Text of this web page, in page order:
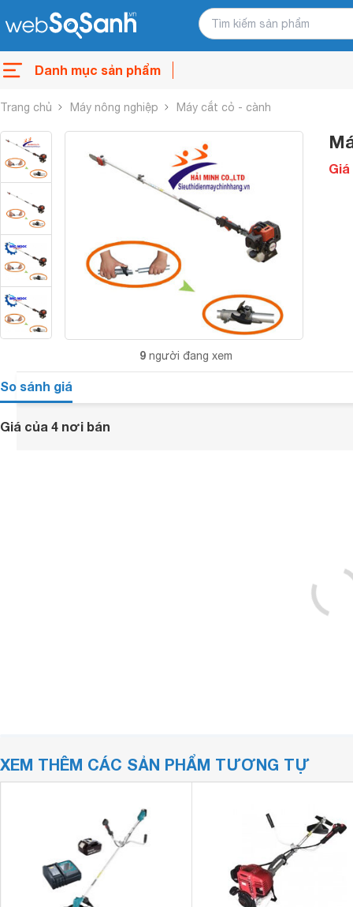
Danh mục sản phẩm
Trang chủ Máy nông nghiệp Máy cắt cỏ - cành
9 người đang xem
Giá
So sánh giá
Giá của 4 nơi bán
XEM THÊM CÁC SẢN PHẨM TƯƠNG TỰ